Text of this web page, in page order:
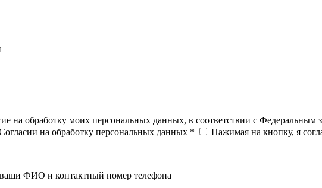
на обработку моих персональных данных, в соответствии с
на обработку персональных данных *
Нажимая на кнопку, я
ваши ФИО и контактный номер телефона